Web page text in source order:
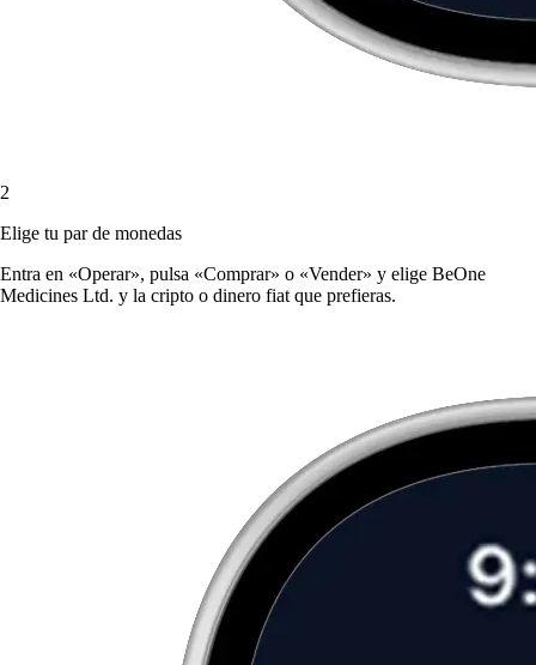
2
Elige tu par de monedas
Entra en «Operar», pulsa «Comprar» o «Vender» y elige BeOne
Medicines Ltd. y la cripto o dinero fiat que prefieras.